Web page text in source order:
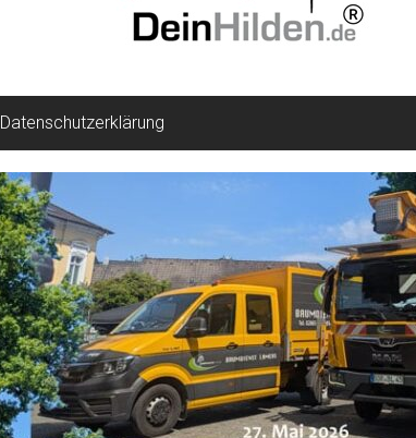
Datenschutzerklärung